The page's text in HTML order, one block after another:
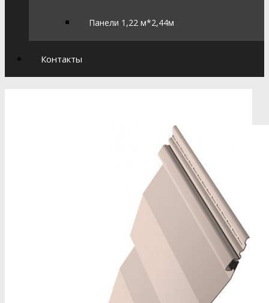
Панели 1,22 м*2,44м
Контакты